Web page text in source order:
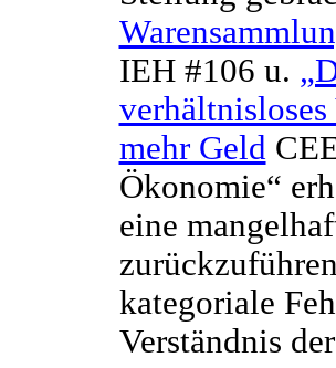
IEH #106 u.
mehr Geld
Ökonomie“
eine
kategoriale
Verständnis